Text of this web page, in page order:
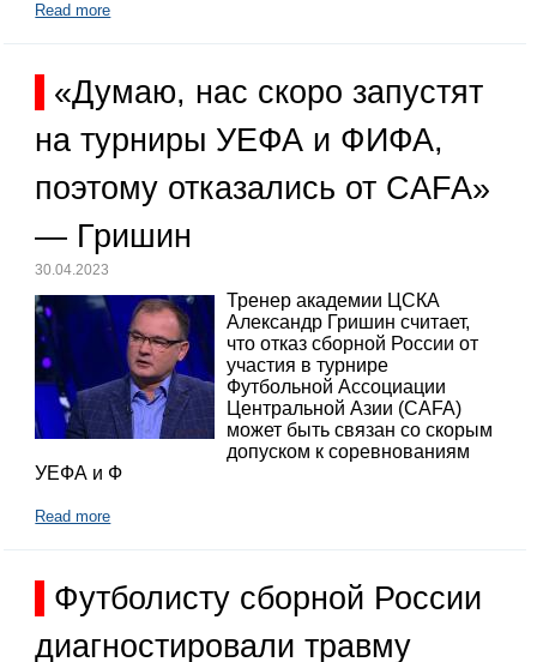
Read more
«Думаю, нас скоро запустят
на турниры УЕФА и ФИФА,
поэтому отказались от CAFA»
— Гришин
30.04.2023
Тренер академии ЦСКА
Александр Гришин считает,
что отказ сборной России от
участия в турнире
Футбольной Ассоциации
Центральной Азии (CAFA)
может быть связан со скорым
допуском к соревнованиям
УЕФА и Ф
Read more
Футболисту сборной России
диагностировали травму